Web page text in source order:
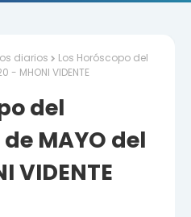
diarios
Los Horóscopo del
- MHONI VIDENTE
del
de MAYO del
VIDENTE